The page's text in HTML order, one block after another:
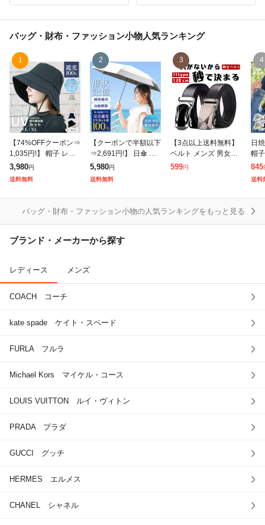
バッグ・財布・ファッション小物人気ランキング
1
【74%OFFクーポン⇒
1,035円!】 帽子 レデ
ィース UVカット 遮光
100% 完全遮光 大き
3,980円
送料無料
2
【クーポンで半額以下
⇒2,691円!】 日傘 形
状記憶 放射冷却素材
5層構造 2026最上位
5,980円
送料無料
3
【3点以上送料無料】
ベルト メンズ 男女兼
用 ビジネスベルト 押
599円
4
日
帽
ハ
マ
845
送料
バッグ・財布・ファッション小物の人気ランキングをもっと見る
ブランド・メーカーから探す
レディース メンズ
COACH コーチ
kate spade ケイト・スペード
FURLA フルラ
Michael Kors マイケル・コース
LOUIS VUITTON ルイ・ヴィトン
PRADA プラダ
GUCCI グッチ
HERMES エルメス
CHANEL シャネル